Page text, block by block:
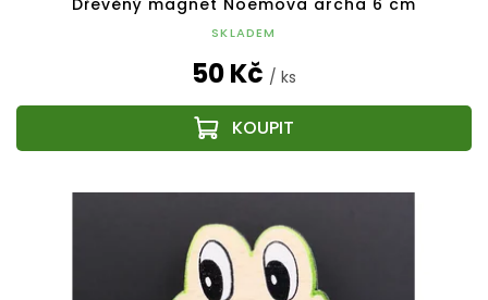
SKLADEM
50 Kč / ks